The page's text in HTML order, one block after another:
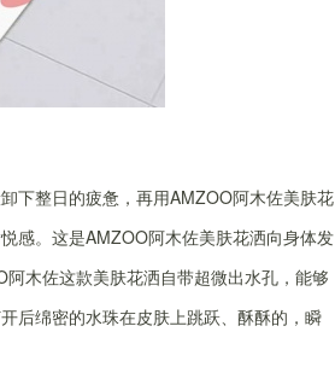
下整日的疲惫，再用AMZOO阿木佐美肤花
感。这是AMZOO阿木佐美肤花洒向身体发
木佐这款美肤花洒自带超微出水孔，能够
后绵密的水珠在皮肤上跳跃、酥酥的，瞬